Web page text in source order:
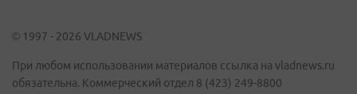
© 1997 - 2026 VLADNEWS
При любом использовании материалов ссылка на vladnews.ru
обязательна. Коммерческий отдел 8 (423) 249-8800